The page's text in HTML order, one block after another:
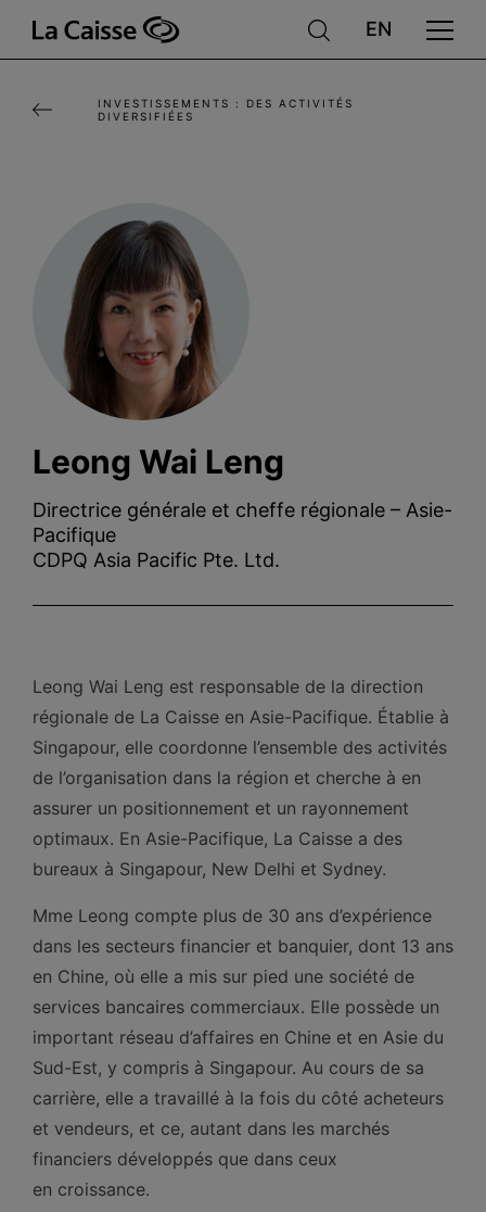
principal
INVESTISSEMENTS : DES ACTIVITÉS
DIVERSIFIÉES
Leong Wai Leng
Directrice générale et cheffe régionale – Asie-
Pacifique
CDPQ Asia Pacific Pte. Ltd.
Leong Wai Leng est responsable de la direction
régionale de La Caisse en Asie-Pacifique. Établie à
Singapour, elle coordonne l’ensemble des activités
de l’organisation dans la région et cherche à en
assurer un positionnement et un rayonnement
optimaux. En Asie-Pacifique, La Caisse a des
bureaux à Singapour, New Delhi et Sydney.
Mme Leong compte plus de 30 ans d’expérience
dans les secteurs financier et banquier, dont 13 ans
en Chine, où elle a mis sur pied une société de
services bancaires commerciaux. Elle possède un
important réseau d’affaires en Chine et en Asie du
Sud-Est, y compris à Singapour. Au cours de sa
carrière, elle a travaillé à la fois du côté acheteurs
et vendeurs, et ce, autant dans les marchés
financiers développés que dans ceux
en croissance.